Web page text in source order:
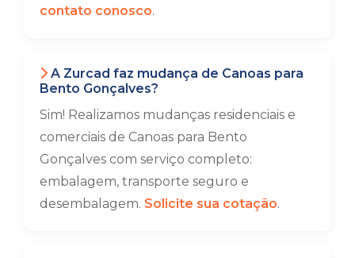
contato conosco.
A Zurcad faz mudança de Canoas para
Bento Gonçalves?
Sim! Realizamos mudanças residenciais e
comerciais de Canoas para Bento
Gonçalves com serviço completo:
embalagem, transporte seguro e
desembalagem. Solicite sua cotação.